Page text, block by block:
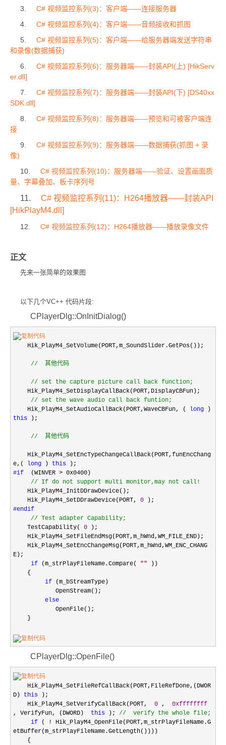
3. C# 视频监控系列(3)：客户端——连接服务器
4. C# 视频监控系列(4)：客户端——音频接收和抓图
5. C# 视频监控系列(5)：客户端——给服务器端发送字符串
和录像(数据捕获)
6. C# 视频监控系列(6)：服务器端——封装API(上) [HikServ
er.dll]
7. C# 视频监控系列(7)：服务器端——封装API(下) [DS40xx
SDK.dll]
8. C# 视频监控系列(8)：服务器端——预览和可被客户端连
接
9. C# 视频监控系列(9)：服务器端——数据捕获(抓图 + 录
像)
10. C# 视频监控系列(10)：服务器端——验证、设置画面质
量、字幕叠加、板卡序列号
11. C# 视频监控系列(11)：H264播放器——封装API
[HikPlayM4.dll]
12. C# 视频监控系列(12)：H264播放器——播放录像文件
正文
先来一张简单的效果图
以下几个VC++ 代码片段:
CPlayerDlg::OnInitDialog()
Hik_PlayM4_SetVolume(PORT,m_SoundSlider.GetPos());
// 其他代码
//
set the capture picture call back function;
Hik_PlayM4_SetDisplayCallBack(PORT,DisplayCBFun);
//
set the wave audio call back funtion;
Hik_PlayM4_SetAudioCallBack(PORT,WaveCBFun, (
long
)
this
);
// 其他代码
Hik_PlayM4_SetEncTypeChangeCallBack(PORT,funEncChang
e,(
long ) this
);
#if
(WINVER > 0x0400)
//
If do not support multi monitor,may not call!
Hik_PlayM4_InitDDrawDevice();
Hik_PlayM4_SetDDrawDevice(PORT,
0
);
#endif
// Test adapter Capability;
TestCapability(
0
);
Hik_PlayM4_SetFileEndMsg(PORT,m_hWnd,WM_FILE_END);
Hik_PlayM4_SetEncChangeMsg(PORT,m_hWnd,WM_ENC_CHANG
E);
if
(m_strPlayFileName.Compare( ""
))
{
if
(m_bStreamType)
OpenStream();
else
OpenFile();
}
CPlayerDlg::OpenFile()
Hik_PlayM4_SetFileRefCallBack(PORT,FileRefDone,(DWOR
D)
this
);
Hik_PlayM4_SetVerifyCallBack(PORT,
0 ,
0xffffffff
, VerifyFun, (DWORD)
this ); //
verify the whole file;
if
( !
Hik_PlayM4_OpenFile(PORT,m_strPlayFileName.G
etBuffer(m_strPlayFileName.GetLength())))
{